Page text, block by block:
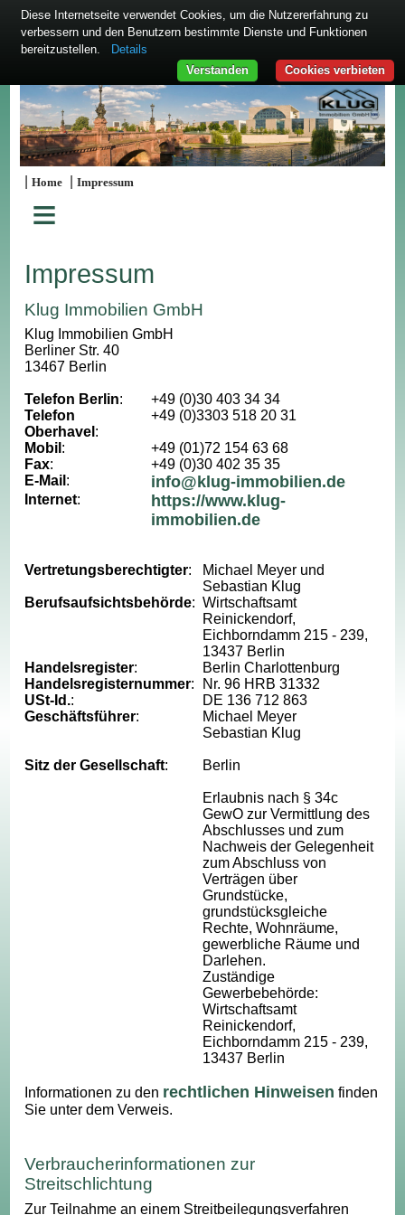
|Home |Impressum
≡
Impressum
Klug Immobilien GmbH
Klug Immobilien GmbH
Berliner Str. 40
13467 Berlin
Telefon Berlin:
+49 (0)30 403 34 34
Telefon
Oberhavel :
+49 (0)3303 518 20 31
Mobil :
+49 (01)72 154 63 68
Fax:
+49 (0)30 402 35 35
E-Mail : info@klug-immobilien.de
Internet:
https://www.klug-
immobilien.de
Vertretungsberechtigter:
Michael Meyer und
Sebastian Klug
Berufsaufsichtsbehörde:Wirtschaftsamt
Reinickendorf,
Eichborndamm 215 - 239,
13437 Berlin
Handelsregister:
Berlin Charlottenburg
Handelsregisternummer:
Nr. 96 HRB 31332
USt-Id.:
DE 136 712 863
Geschäftsführer:
Michael Meyer
Sebastian Klug
Sitz der Gesellschaft: Berlin
Erlaubnis nach § 34c
GewO zur Vermittlung des
Abschlusses und zum
Nachweis der Gelegenheit
zum Abschluss von
Verträgen über
Grundstücke,
grundstücksgleiche
Rechte, Wohnräume,
gewerbliche Räume und
Darlehen.
Zuständige
Gewerbebehörde:
Wirtschaftsamt
Reinickendorf,
Eichborndamm 215 - 239,
13437 Berlin
Informationen zu den rechtlichen Hinweisen finden
Sie unter dem Verweis.
Verbraucherinformationen zur
Streitschlichtung
Zur Teilnahme an einem Streitbeilegungsverfahren
Diese Internetseite verwendet Cookies, um die Nutzererfahrung zu
verbessern und den Benutzern bestimmte Dienste und Funktionen
bereitzustellen.
Details
Cookies verbieten
Verstanden